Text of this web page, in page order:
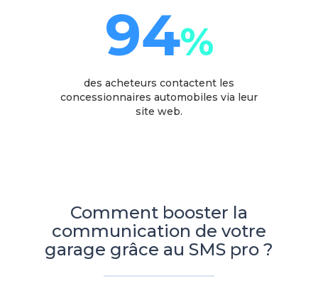
94%
des acheteurs contactent les
concessionnaires automobiles via leur
site web.
Comment booster la
communication de votre
garage grâce au SMS pro ?